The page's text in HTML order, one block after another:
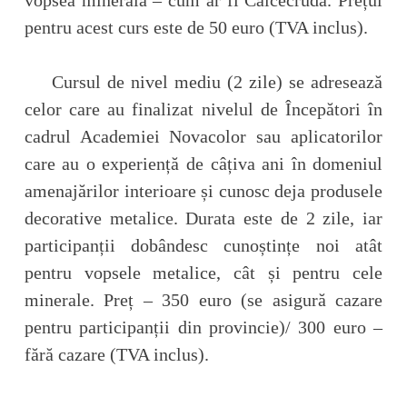
pentru acest curs este de 50 euro (TVA inclus).
Cursul de nivel mediu (2 zile) se adresează
celor care au finalizat nivelul de Începători în
cadrul Academiei Novacolor sau aplicatorilor
care au o experiență de câțiva ani în domeniul
amenajărilor interioare și cunosc deja produsele
decorative metalice. Durata este de 2 zile, iar
participanții dobândesc cunoștințe noi atât
pentru vopsele metalice, cât și pentru cele
minerale. Preț – 350 euro (se asigură cazare
pentru participanții din provincie)/ 300 euro –
fără cazare (TVA inclus).